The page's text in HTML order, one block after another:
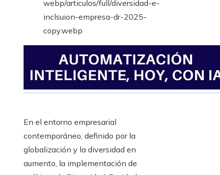
En el entorno empresarial
contemporáneo, definido por la
globalización y la diversidad en
aumento, la implementación de